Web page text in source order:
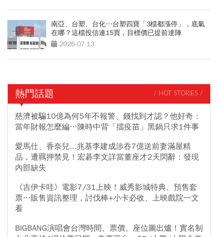
南亞、台塑、台化…台塑四寶「3檔都漲停」，底氣
在哪？這檔投信連15買，目標價已提前達陣
2026-07-13
熱門話題 / HOT STORIES /
慈濟被騙10億為何5年不報警、錢找到才認？他好奇：
當年財報怎麼編…陳時中背「擋疫苗」黑鍋只求1件事
愛馬仕、香奈兒...兆基李建成涉吞7億送前妻滿屋精
品，遭羈押禁見！宏碁李文詳當董座才2天閃辭：發現
內部缺失
《吉伊卡哇》電影7/31上映！威秀影城特典、預售套
票…販售資訊整理，討伐棒+小卡必收、上映戲院一文
看
BIGBANG演唱會台灣時間、票價、座位圖出爐！實名制